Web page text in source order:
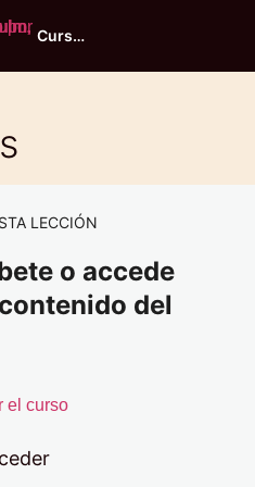
Curso RTC Promoción otoño 2025
LECCIÓN
o accede
del
el curso
operación
radio
urgencia